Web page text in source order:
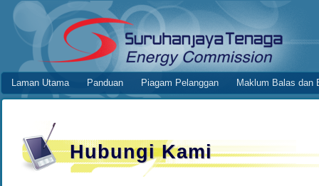
Skip to Content
Online Application System
Hubungi Kami
Navigation
Laman Utama Panduan Piagam Pelanggan Maklum Balas dan
Hubungi Kami